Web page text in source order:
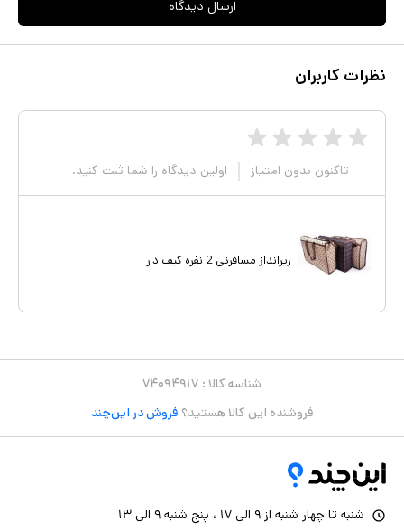
ارسال دیدگاه
نظرات کاربران
تاکنون بدون امتیاز اولین دیدگاه را شما ثبت کنید.
زیرانداز مسافرتی 2 نفره کیف دار
شناسه کالا : ۷۴۰۹۴۹۱۷
فروشنده این کالا هستید؟ فروش در این‌چند
شنبه تا چهار شنبه از ۹ الی ۱۷ ، پنج شنبه ۹ الی ۱۳